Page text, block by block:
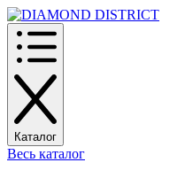
Каталог
Весь каталог